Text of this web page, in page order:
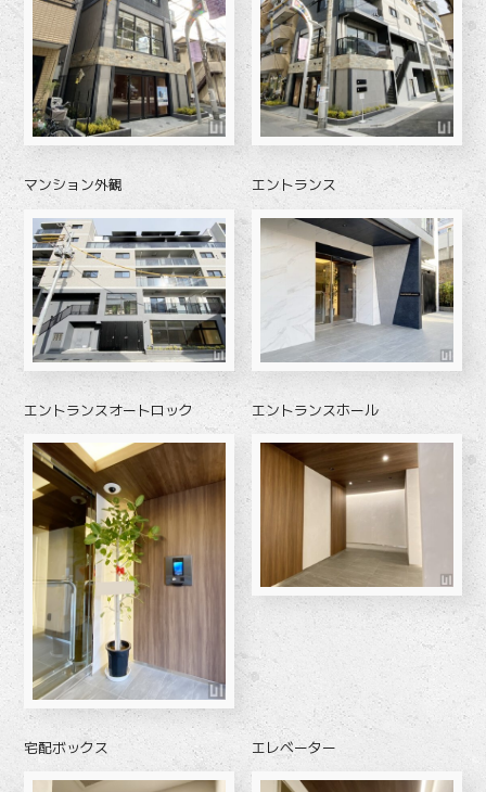
マンション外観 エントランス
エントランスオートロック エントランスホール
宅配ボックス エレベーター